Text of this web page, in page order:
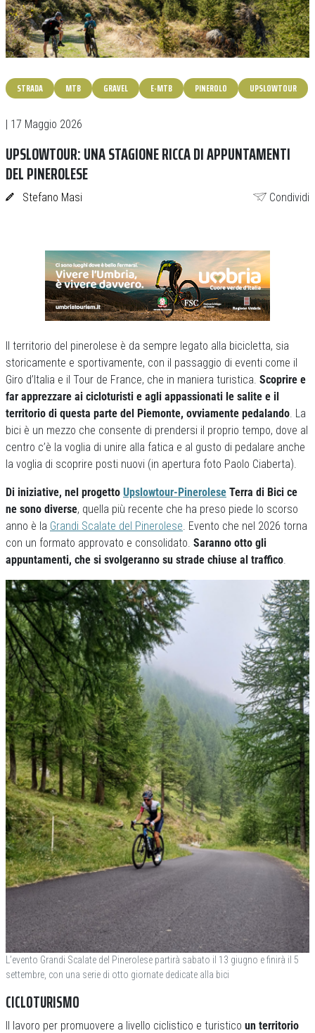
STRADA MTB GRAVEL E-MTB PINEROLO UPSLOWTOUR
| 17 Maggio 2026
UPSLOWTOUR: UNA STAGIONE RICCA DI APPUNTAMENTI
DEL PINEROLESE
Stefano Masi Condividi
Il territorio del pinerolese è da sempre legato alla bicicletta, sia
storicamente e sportivamente, con il passaggio di eventi come il
Giro d’Italia e il Tour de France, che in maniera turistica. Scoprire e
far apprezzare ai cicloturisti e agli appassionati le salite e il
territorio di questa parte del Piemonte, ovviamente pedalando. La
bici è un mezzo che consente di prendersi il proprio tempo, dove al
centro c’è la voglia di unire alla fatica e al gusto di pedalare anche
la voglia di scoprire posti nuovi (in apertura foto Paolo Ciaberta).
Di iniziative, nel progetto Upslowtour-Pinerolese Terra di Bici ce
ne sono diverse, quella più recente che ha preso piede lo scorso
anno è la Grandi Scalate del Pinerolese. Evento che nel 2026 torna
con un formato approvato e consolidato. Saranno otto gli
appuntamenti, che si svolgeranno su strade chiuse al traffico.
L’evento Grandi Scalate del Pinerolese partirà sabato il 13 giugno e finirà il 5
settembre, con una serie di otto giornate dedicate alla bici
CICLOTURISMO
Il lavoro per promuovere a livello ciclistico e turistico un territorio